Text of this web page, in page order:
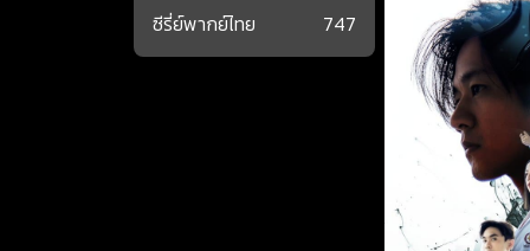
ซีรี่ย์พากย์ไทย
747